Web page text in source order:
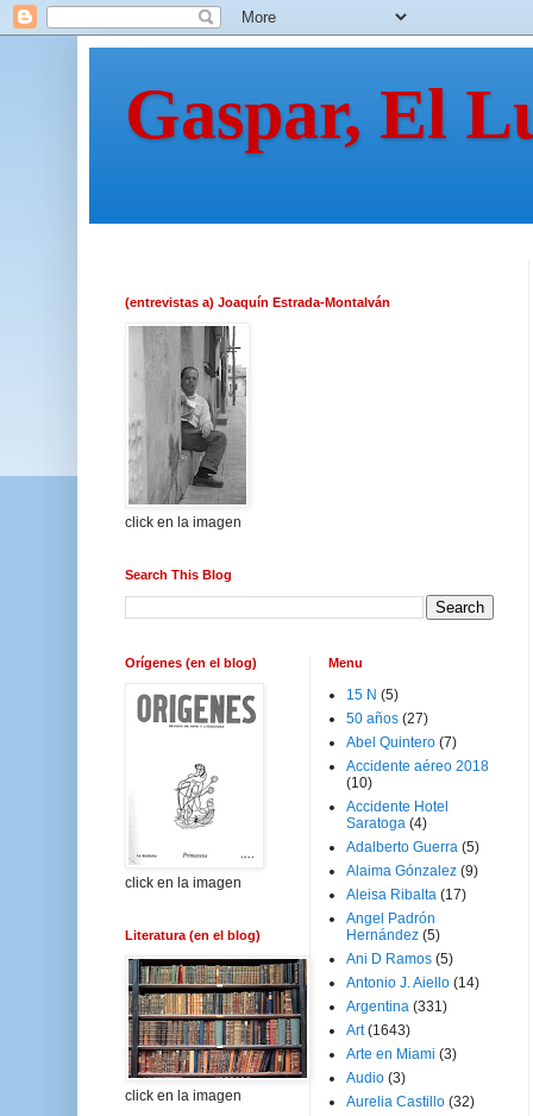
Gaspar, El
(entrevistas a) Joaquín Estrada-Montalván
click en la imagen
Search This Blog
Orígenes (en el blog)
click en la imagen
Literatura (en el blog)
click en la imagen
Menu
15 N (5)
50 años (27)
Abel Quintero (7)
Accidente aéreo 2018
(10)
Accidente Hotel
Saratoga (4)
Adalberto Guerra (5)
Alaima Gónzalez (9)
Aleisa Ribalta (17)
Angel Padrón
Hernández (5)
Ani D Ramos (5)
Antonio J. Aiello (14)
Argentina (331)
Art (1643)
Arte en Miami (3)
Audio (3)
Aurelia Castillo (32)